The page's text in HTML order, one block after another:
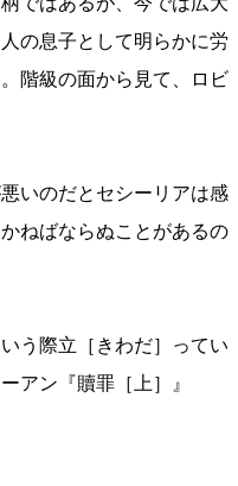
の息子として明らかに労
階級の面から見て、ロビ
いのだとセシーリアは感
ねばならぬことがあるの
う際立［きわだ］ってい
アン『贖罪［上］』